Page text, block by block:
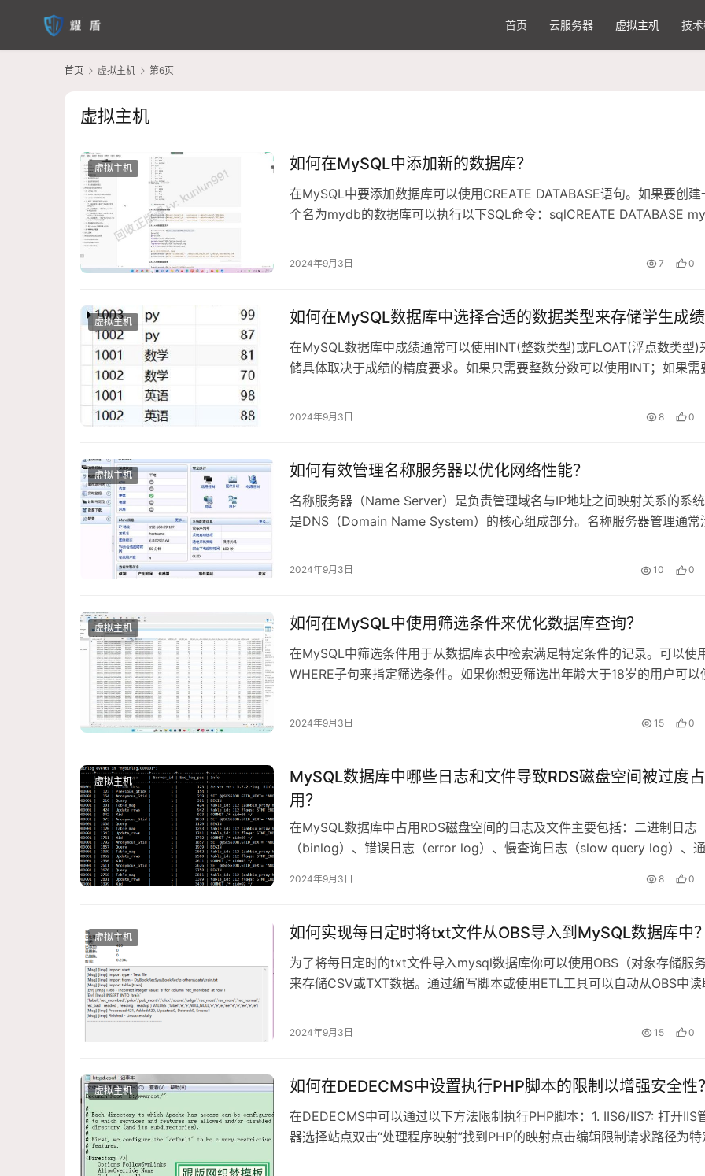
首页 云服务器 虚拟主机 技
首页 虚拟主机 第6页
虚拟主机
虚拟主机 如何在MySQL中添加新的数据库？
在MySQL中要添加数据库可以使用CREATE DATABASE语句。如果要创建
个名为mydb的数据库可以执行以下SQL命令：sqlCREATE DATABASE
2024年9月3日 7 0
虚拟主机 如何在MySQL数据库中选择合适的数据类型来存储学生成绩
在MySQL数据库中成绩通常可以使用INT(整数类型)或FLOAT(浮点数类型)
储具体取决于成绩的精度要求。如果只需要整数分数可以使用INT；如果需
2024年9月3日 8 0
虚拟主机 如何有效管理名称服务器以优化网络性能？
名称服务器（Name Server）是负责管理域名与IP地址之间映射关系的系
是DNS（Domain Name System）的核心组成部分。名称服务器管理通常
2024年9月3日 10 0
虚拟主机 如何在MySQL中使用筛选条件来优化数据库查询？
在MySQL中筛选条件用于从数据库表中检索满足特定条件的记录。可以使
WHERE子句来指定筛选条件。如果你想要筛选出年龄大于18岁的用户可以
2024年9月3日 15 0
虚拟主机
MySQL数据库中哪些日志和文件导致RDS磁盘空间被过度占
用？
在MySQL数据库中占用RDS磁盘空间的日志及文件主要包括：二进制日志
（binlog）、错误日志（error log）、慢查询日志（slow query log）、
2024年9月3日 8 0
虚拟主机 如何实现每日定时将txt文件从OBS导入到MySQL数据库中？
为了将每日定时的txt文件导入mysql数据库你可以使用OBS（对象存储服务
来存储CSV或TXT数据。通过编写脚本或使用ETL工具可以自动从OBS中读
2024年9月3日 15 0
虚拟主机 如何在DEDECMS中设置执行PHP脚本的限制以增强安全性？
在DEDECMS中可以通过以下方法限制执行PHP脚本：1. IIS6/IIS7: 打开IIS
器选择站点双击“处理程序映射”找到PHP的映射点击编辑限制请求路径为特